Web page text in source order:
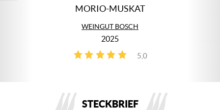
MORIO-MUSKAT
WEINGUT BOSCH
2025
5,0
1
STECKBRIEF